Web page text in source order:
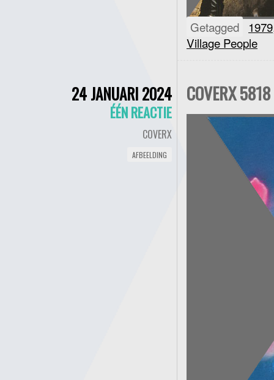
Getagged 1979
Village People
24 JANUARI 2024
ÉÉN REACTIE
COVERX
AFBEELDING
COVERX